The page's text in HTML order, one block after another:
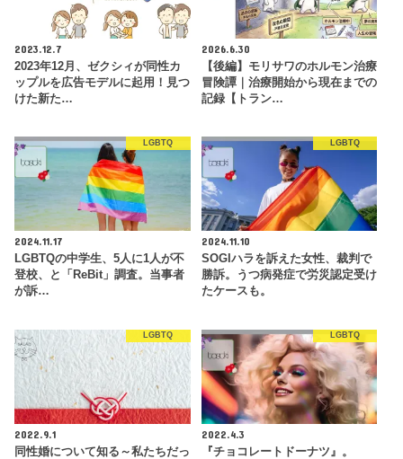
2023.12.7
2023年12月、ゼクシィが同性カ
ップルを広告モデルに起用！見つ
けた新た…
2026.6.30
【後編】モリサワのホルモン治療
冒険譚｜治療開始から現在までの
記録【トラン…
LGBTQ
2024.11.17
LGBTQの中学生、5人に1人が不
登校、と「ReBit」調査。当事者
が訴…
LGBTQ
2024.11.10
SOGIハラを訴えた女性、裁判で
勝訴。うつ病発症で労災認定受け
たケースも。
LGBTQ
2022.9.1
同性婚について知る～私たちだっ
LGBTQ
2022.4.3
『チョコレートドーナツ』。